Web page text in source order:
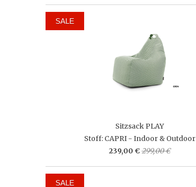
Sitzsack PLAY
Stoff: CAPRI - Indoor & Outdoor
239,00 € 299,00 €
SALE
SALE